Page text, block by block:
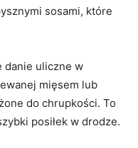
⁢sosami,⁣ które
danie uliczne w
mięsem lub
do chrupkości. To⁤
posiłek w drodze.